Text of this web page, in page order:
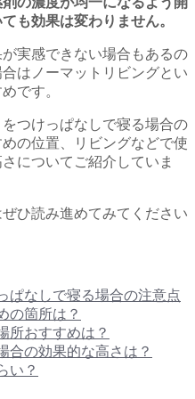
も効果は変わりません。
実感できない場合もあるの
はノーマットリビングとい
です。
つけっぱなしで寝る場合の
の位置、リビングなどで使
についてご紹介していま
ひ読み進めてみてください
ぱなしで寝る場合の注意点
の箇所は？
所おすすめは？
合の効果的な高さは？
い？